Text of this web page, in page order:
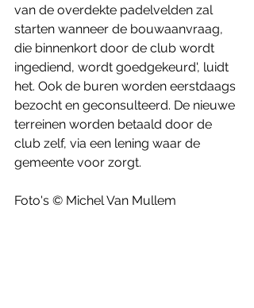
van de overdekte padelvelden zal
starten wanneer de bouwaanvraag,
die binnenkort door de club wordt
ingediend, wordt goedgekeurd', luidt
het. Ook de buren worden eerstdaags
bezocht en geconsulteerd. De nieuwe
terreinen worden betaald door de
club zelf, via een lening waar de
gemeente voor zorgt.
Foto's © Michel Van Mullem